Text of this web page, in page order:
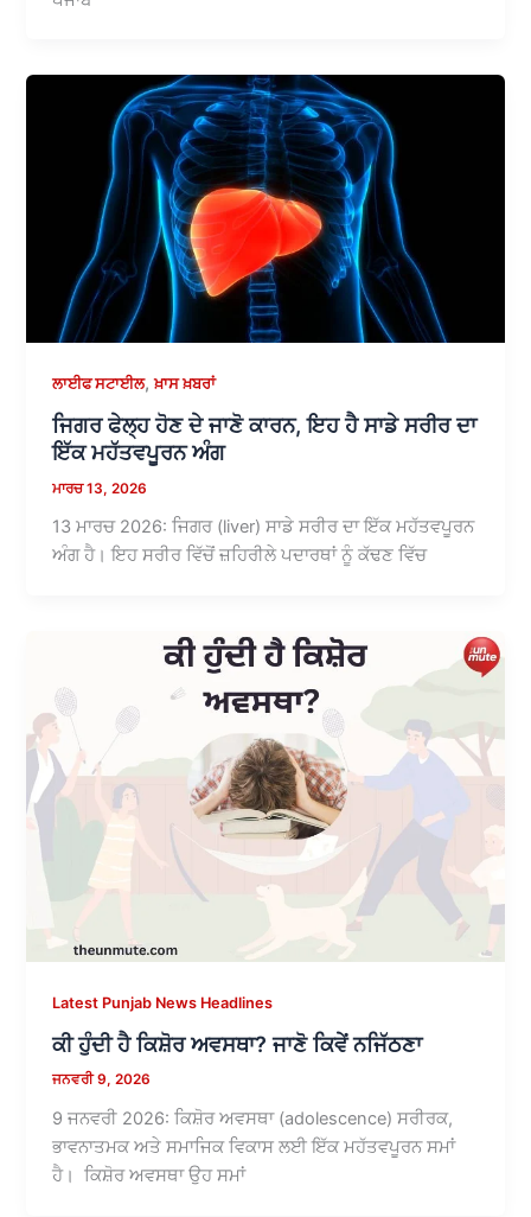
ਲਾਈਫ ਸਟਾਈਲ,ਖ਼ਾਸ ਖ਼ਬਰਾਂ
ਜਿਗਰ ਫੇਲ੍ਹ ਹੋਣ ਦੇ ਜਾਣੋ ਕਾਰਨ, ਇਹ ਹੈ ਸਾਡੇ ਸਰੀਰ ਦਾ
ਇੱਕ ਮਹੱਤਵਪੂਰਨ ਅੰਗ
ਮਾਰਚ 13, 2026
13 ਮਾਰਚ 2026: ਜਿਗਰ (liver) ਸਾਡੇ ਸਰੀਰ ਦਾ ਇੱਕ ਮਹੱਤਵਪੂਰਨ
ਅੰਗ ਹੈ। ਇਹ ਸਰੀਰ ਵਿੱਚੋਂ ਜ਼ਹਿਰੀਲੇ ਪਦਾਰਥਾਂ ਨੂੰ ਕੱਢਣ ਵਿੱਚ
Latest Punjab News Headlines
ਕੀ ਹੁੰਦੀ ਹੈ​ ਕਿਸ਼ੋਰ ਅਵਸਥਾ? ਜਾਣੋ ਕਿਵੇਂ ਨਜਿੱਠਣਾ
ਜਨਵਰੀ 9, 2026
9 ਜਨਵਰੀ 2026: ਕਿਸ਼ੋਰ ਅਵਸਥਾ (adolescence) ਸਰੀਰਕ,
ਭਾਵਨਾਤਮਕ ਅਤੇ ਸਮਾਜਿਕ ਵਿਕਾਸ ਲਈ ਇੱਕ ਮਹੱਤਵਪੂਰਨ ਸਮਾਂ
ਹੈ। ਕਿਸ਼ੋਰ ਅਵਸਥਾ ਉਹ ਸਮਾਂ